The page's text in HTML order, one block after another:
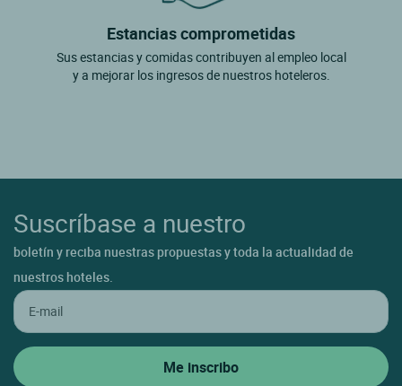
Estancias comprometidas
Sus estancias y comidas contribuyen al empleo local
y a mejorar los ingresos de nuestros hoteleros.
Suscríbase a nuestro
boletín y reciba nuestras propuestas y toda la actualidad de
nuestros hoteles.